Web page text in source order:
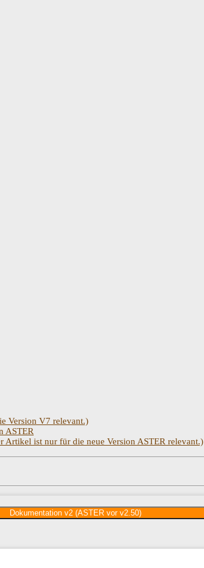
Version V7 relevant.)
ASTER
ist nur für die neue Version ASTER relevant.)
Dokumentation v2 (ASTER vor v2.50)